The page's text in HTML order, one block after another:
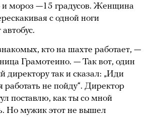
мороз —15 градусов. Женщина
с одной ноги
кто на шахте работает, —
Грамотеино. — Так вот, один
так и сказал: „Иди
работать не пойду“. Директор
поставлю, как ты со мной
Но мужик этот не вышел